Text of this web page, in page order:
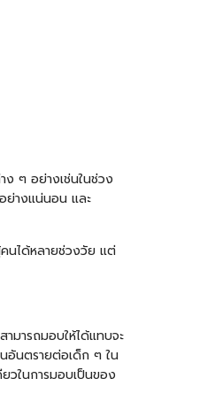
ๆ อย่างเช่นในช่วง
ย่างแน่นอน และ
คนได้หลายช่วงวัย แต่
มารถมอบให้ได้แทบจะ
อันตรายต่อเด็ก ๆ ใน
วในการมอบเป็นของ